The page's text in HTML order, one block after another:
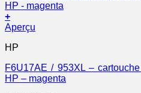
+
Aperçu
HP
F6U17AE / 953XL –
HP – magenta